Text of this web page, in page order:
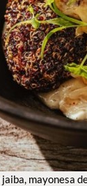
JAIBA, MAYONESA DE
@KANCHEIZAMAL